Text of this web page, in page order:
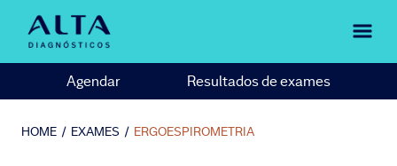
Agendar Resultados de exames
HOME / EXAMES / ERGOESPIROMETRIA